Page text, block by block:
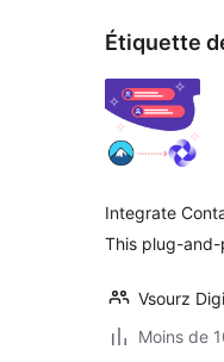
Étiquette
Integrate
This plug-
Vsourz
Moins de